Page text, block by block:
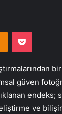
Odnoklassniki
Pocket
güven
ve